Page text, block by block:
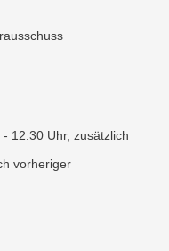
12:30 Uhr, zusätzlich
vorheriger